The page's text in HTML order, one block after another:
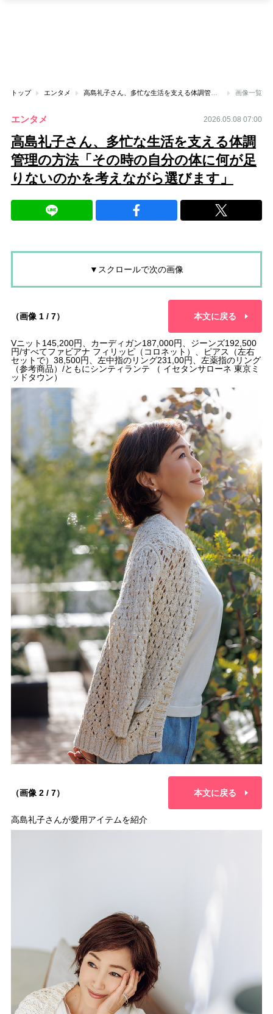
トップ エンタメ 高島礼子さん、多忙な生活を支える体調管理の方法「その時の自分の体に何が足りないのかを考えながら選びます」 画像一覧
エンタメ 2026.05.08 07:00
高島礼子さん、多忙な生活を支える体調
管理の方法「その時の自分の体に何が足
りないのかを考えながら選びます」
▼スクロールで次の画像
（画像 1 / 7） 本文に戻る
Vニット145,200円、カーディガン187,000円、ジーンズ192,500
円/すべてファビアナ フィリッピ（コロネット）、ピアス（左右
セットで）38,500円、左中指のリング231,00円、左薬指のリング
（参考商品）/ともにシンティランテ （ イセタンサローネ 東京ミ
ッドタウン）
（画像 2 / 7） 本文に戻る
高島礼子さんが愛用アイテムを紹介